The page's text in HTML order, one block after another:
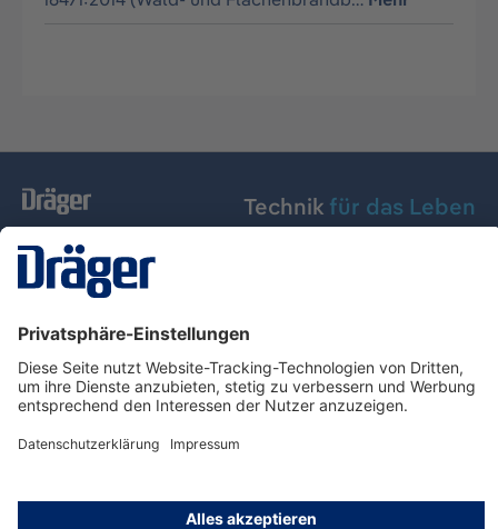
Technik für das Leben
Dräger Austria GmbH
Über Dräger
Informationen
© Dräger Austria GmbH, 2024